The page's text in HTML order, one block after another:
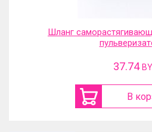
Шланг
37.74
В